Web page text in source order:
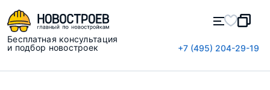
Бесплатная консультация
и подбор новостроек
+7 (495) 204-29-19